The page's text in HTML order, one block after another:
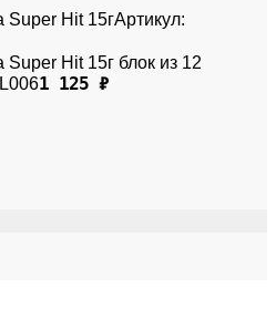
Super Hit 15гАртикул:
Hit 15г блок из 12
1 125 ₽